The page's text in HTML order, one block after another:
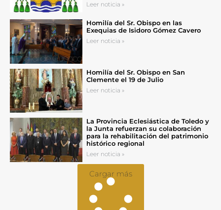
Leer noticia »
Homilía del Sr. Obispo en las
Exequias de Isidoro Gómez Cavero
Leer noticia »
Homilía del Sr. Obispo en San
Clemente el 19 de Julio
Leer noticia »
La Provincia Eclesiástica de Toledo y
la Junta refuerzan su colaboración
para la rehabilitación del patrimonio
histórico regional
Leer noticia »
Cargar más